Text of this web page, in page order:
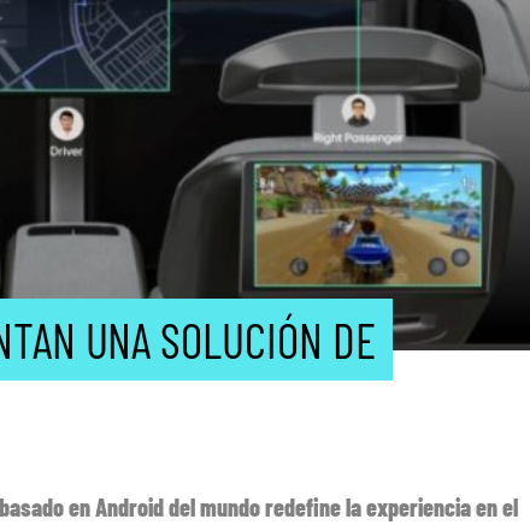
UNA SOLUCIÓN DE
en Android del mundo redefine la experiencia en el